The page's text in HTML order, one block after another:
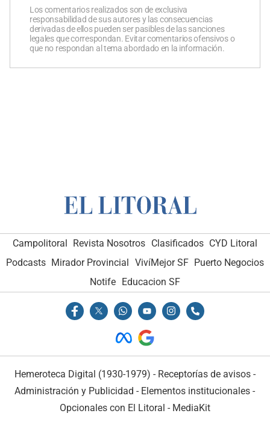
Los comentarios realizados son de exclusiva
responsabilidad de sus autores y las consecuencias
derivadas de ellos pueden ser pasibles de las sanciones
legales que correspondan. Evitar comentarios ofensivos o
que no respondan al tema abordado en la información.
Campolitoral Revista Nosotros Clasificados CYD Litoral
Podcasts Mirador Provincial VivíMejor SF Puerto Negocios
Notife Educacion SF
Hemeroteca Digital (1930-1979) - Receptorías de avisos -
Administración y Publicidad - Elementos institucionales -
Opcionales con El Litoral - MediaKit